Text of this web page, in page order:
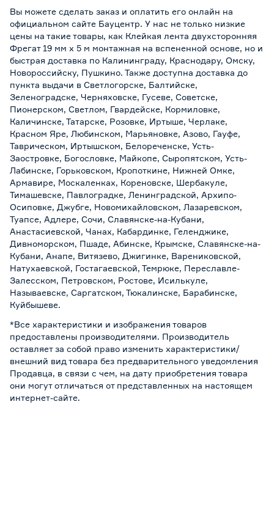
Вы можете сделать заказ и оплатить его онлайн на
официальном сайте Бауцентр. У нас не только низкие
цены на такие товары, как Клейкая лента двухсторонняя
Фрегат 19 мм х 5 м монтажная на вспененной основе, но и
быстрая доставка по Калининграду, Краснодару, Омску,
Новороссийску, Пушкино. Также доступна доставка до
пункта выдачи в Светлогорске, Балтийске,
Зеленоградске, Черняховске, Гусеве, Советске,
Пионерском, Светлом, Гвардейске, Кормиловке,
Каличинске, Татарске, Розовке, Иртыше, Черлаке,
Красном Яре, Любинском, Марьяновке, Азово, Гауфе,
Таврическом, Иртышском, Белореченске, Усть-
Заостровке, Богословке, Майкопе, Сыропятском, Усть-
Лабинске, Горьковском, Кропоткине, Нижней Омке,
Армавире, Москаленках, Кореновске, Шербакуле,
Тимашевске, Павлоградке, Ленинградской, Архипо-
Осиповке, Джубге, Новомихайловском, Лазаревском,
Туапсе, Адлере, Сочи, Славянске-на-Кубани,
Анастасиевской, Чанах, Кабардинке, Геленджике,
Дивноморском, Пшаде, Абинске, Крымске, Славянске-на-
Кубани, Анапе, Витязево, Джигинке, Варениковской,
Натухаевской, Гостагаевской, Темрюке, Переславле-
Залесском, Петровском, Ростове, Исилькуле,
Называевске, Саргатском, Тюкалинске, Барабинске,
Куйбышеве.
*Все характеристики и изображения товаров
предоставлены производителями. Производитель
оставляет за собой право изменить характеристики/
внешний вид товара без предварительного уведомления
Продавца, в связи с чем, на дату приобретения товара
они могут отличаться от представленных на настоящем
интернет-сайте.